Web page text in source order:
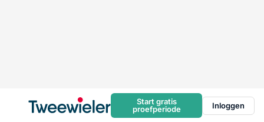
Start gratis
proefperiode
Inloggen